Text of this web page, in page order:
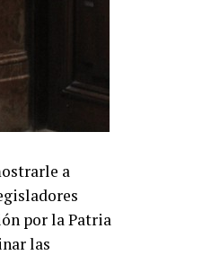
a
por la Patria
las